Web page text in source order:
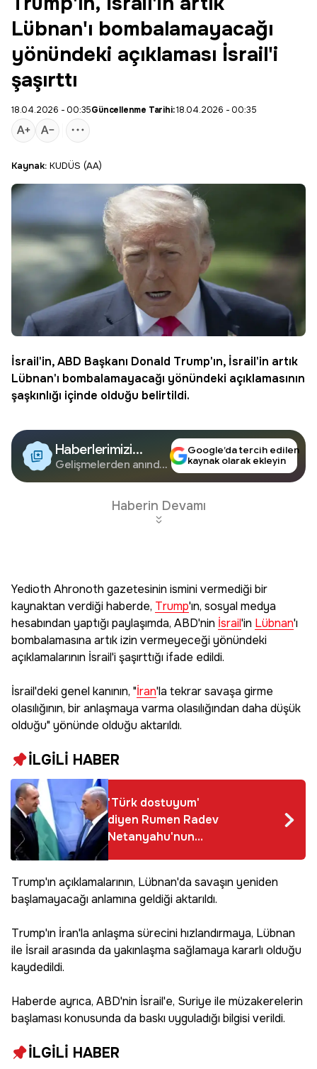
Lübnan'ı bombalamayacağı
yönündeki açıklaması İsrail'i
şaşırttı
18.04.2026 - 00:35Güncellenme Tarihi:18.04.2026 - 00:35
Kaynak: KUDÜS (AA)
İsrail'in, ABD Başkanı Donald Trump'ın, İsrail'in artık
Lübnan'ı bombalamayacağı yönündeki açıklamasının
şaşkınlığı içinde olduğu belirtildi.
Haberlerimizi
Google'da Takip
Edin
Gelişmelerden anında
Google’da tercih edilen
kaynak olarak ekleyin
Haberin Devamı
Yedioth Ahronoth gazetesinin ismini vermediği bir
kaynaktan verdiği haberde, Trump'ın, sosyal medya
hesabından yaptığı paylaşımda, ABD'nin İsrail'in Lübnan'ı
bombalamasına artık izin vermeyeceği yönündeki
açıklamalarının İsrail'i şaşırttığı ifade edildi.
İsrail'deki genel kanının, "İran'la tekrar savaşa girme
olasılığının, bir anlaşmaya varma olasılığından daha düşük
olduğu" yönünde olduğu aktarıldı.
İLGİLİ HABER
'Türk dostuyum'
diyen Rumen Radev
Netanyahu'nun
Trump'ın açıklamalarının, Lübnan'da savaşın yeniden
başlamayacağı anlamına geldiği aktarıldı.
Trump'ın İran'la anlaşma sürecini hızlandırmaya, Lübnan
ile İsrail arasında da yakınlaşma sağlamaya kararlı olduğu
kaydedildi.
Haberde ayrıca, ABD'nin İsrail'e, Suriye ile müzakerelerin
başlaması konusunda da baskı uyguladığı bilgisi verildi.
İLGİLİ HABER